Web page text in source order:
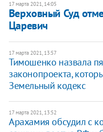
17 марта 2021, 14:05
Верховный Суд
Царевич
17 марта 2021, 13:57
Тимошенко назвала
законопроекта,
Земельный кодекс
17 марта 2021, 13:52
Арахамия обсудил с